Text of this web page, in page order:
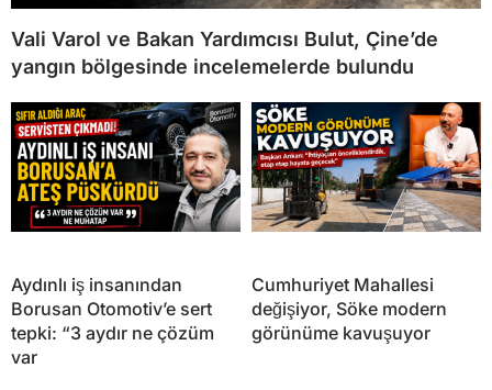
Vali Varol ve Bakan Yardımcısı Bulut, Çine’de
yangın bölgesinde incelemelerde bulundu
Aydınlı iş insanından
Borusan Otomotiv’e sert
tepki: “3 aydır ne çözüm
var
Cumhuriyet Mahallesi
değişiyor, Söke modern
görünüme kavuşuyor